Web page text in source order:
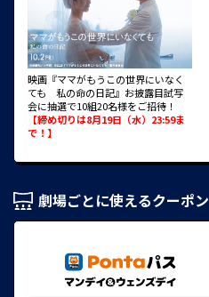
映画『ママがもうこの世界にいなく
ても 私の命の日記』お披露目試写
会に抽選で10組20名様をご招待！
【締め切りは8月19日（水）23:59ま
で！】
劇場ごとに使えるクーポン